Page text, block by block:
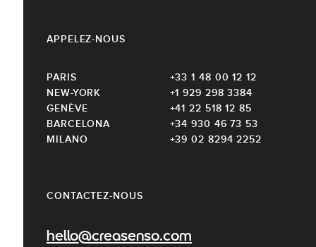
CONTACTEZ-NOUS
hello@creasenso.com
APPELEZ-NOUS
PARIS
+33 1 48 00 12 12
NEW-YORK
+1 929 298 3384
GENÈVE
+41 22 518 12 85
BARCELONA
+34 930 46 73 53
MILANO
+39 02 8294 2252